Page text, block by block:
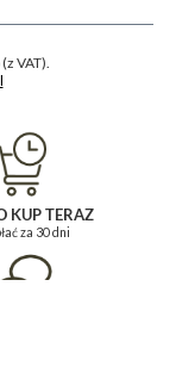
VAT).
KUP TERAZ
za 30 dni